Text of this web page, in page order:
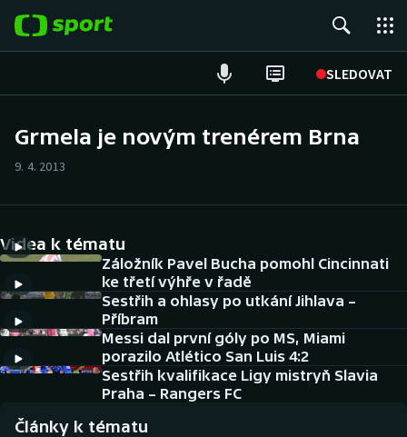
SLEDOVAT
Hokej
Tenis
Atletika
Cyklistika
DALŠÍ SPORTY
Americký fotbal
Baseball a softbal
NEPŘEHLÉDNĚTE
Soutěže
Grmela je novým trenérem Brna
9. 4. 2013
Videa k tématu
Záložník Pavel Bucha pomohl Cincinnati
ke třetí výhře v řadě
Sestřih a ohlasy po utkání Jihlava –
Příbram
Messi dal první góly po MS, Miami
porazilo Atlético San Luis 4:2
Sestřih kvalifikace Ligy mistryň Slavia
Praha – Rangers FC
Články k tématu